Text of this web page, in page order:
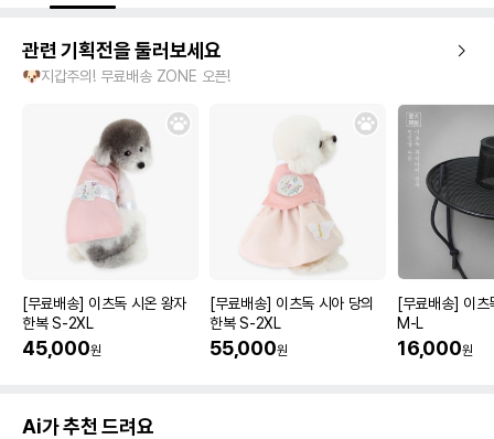
관련 기획전을 둘러보세요
🐶지갑주의! 무료배송 ZONE 오픈!
[무료배송] 이츠독 시온 왕자
한복 S-2XL
45,000원
[무료배송] 이츠독 시아 당의
한복 S-2XL
55,000원
[무료배송] 이츠
M-L
16,000원
Ai가 추천 드려요